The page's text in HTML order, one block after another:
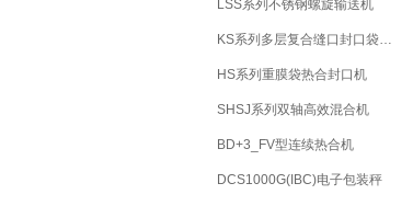
LSS系列不锈钢螺旋输送机
KS系列多层复合缝口封口袋…
HS系列重膜袋热合封口机
SHSJ系列双轴高效混合机
BD+3_FV型连续热合机
DCS1000G(IBC)电子包装秤